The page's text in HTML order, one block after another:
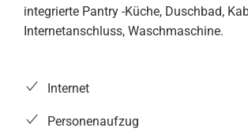
integrierte Pantry -Küche, Duschbad,
Internetanschluss, Waschmaschine.
Internet
Personenaufzug